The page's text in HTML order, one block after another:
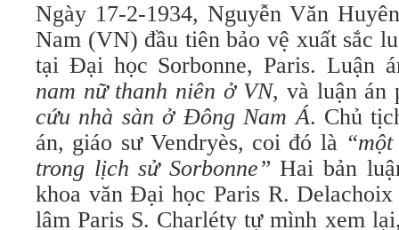
Ngày 17-2-1934, Nguyễn Văn
Nam (VN) đầu tiên bảo vệ xuất sắc
tại Đại học Sorbonne, Paris. Luận
nam nữ thanh niên ở VN, và luận án
cứu nhà sàn ở Đông Nam Á. Chủ
án, giáo sư Vendryès, coi đó là
trong lịch sử Sorbonne”Hai bản
khoa văn Đại học Paris R.
lâm Paris S. Charléty tự mình xem